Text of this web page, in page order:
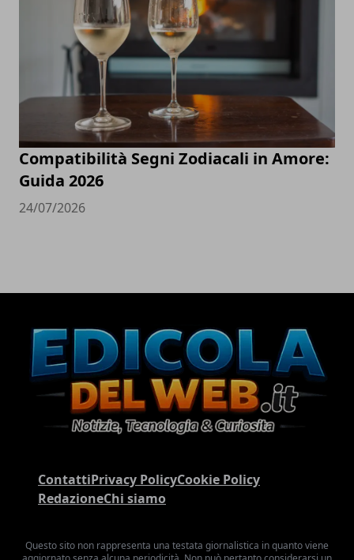
Compatibilità Segni Zodiacali in Amore:
Guida 2026
24/07/2026
ContattiPrivacy PolicyCookie Policy
RedazioneChi siamo
Questo sito non rappresenta una testata giornalistica in quanto viene